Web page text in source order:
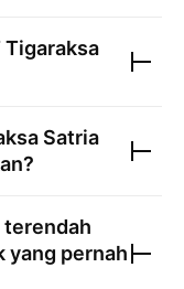
Tigaraksa
Satria
terendah
yang pernah